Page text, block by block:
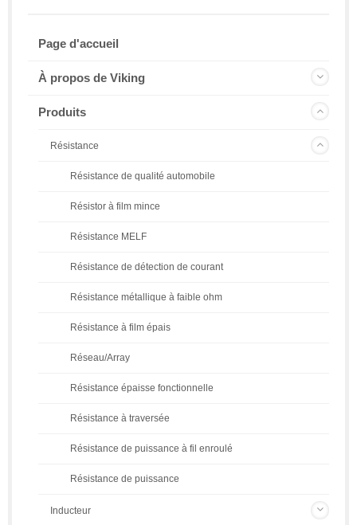
Page d'accueil
À propos de Viking
Produits
Résistance
Résistance de qualité automobile
Résistor à film mince
Résistance MELF
Résistance de détection de courant
Résistance métallique à faible ohm
Résistance à film épais
Réseau/Array
Résistance épaisse fonctionnelle
Résistance à traversée
Résistance de puissance à fil enroulé
Résistance de puissance
Inducteur